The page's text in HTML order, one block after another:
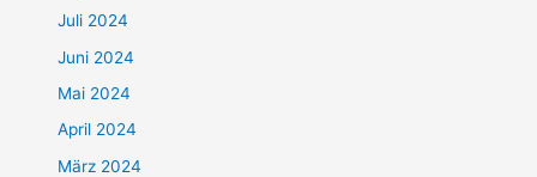
Juli 2024
Juni 2024
Mai 2024
April 2024
März 2024